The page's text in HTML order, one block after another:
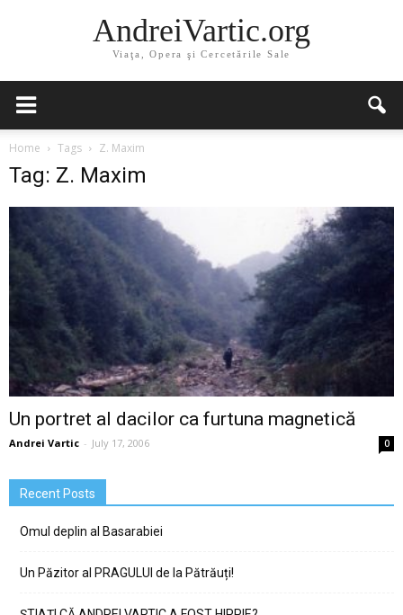
AndreiVartic.org
Viaţa, Opera şi Cercetările Sale
Home Tags Z. Maxim
Tag: Z. Maxim
Un portret al dacilor ca furtuna magnetică
Andrei Vartic - July 17, 2006 0
Recent Posts
Omul deplin al Basarabiei
Un Păzitor al PRAGULUI de la Pătrăuți!